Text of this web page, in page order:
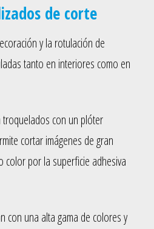
de corte
y la rotulación de
tanto en interiores como en
con un plóter
cortar imágenes de gran
color por la superficie adhesiva
con una alta gama de colores y